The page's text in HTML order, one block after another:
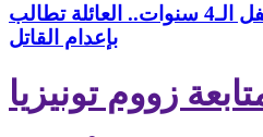
فيديو : خلال جنازة طفل الـ4 سنوات.. العائلة تطالب
بإعدام القاتل
زووم تونيزيا